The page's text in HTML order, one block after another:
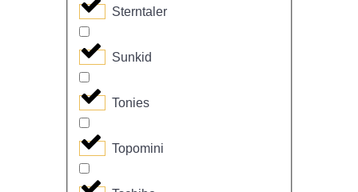
Sterntaler
Sunkid
Tonies
Topomini